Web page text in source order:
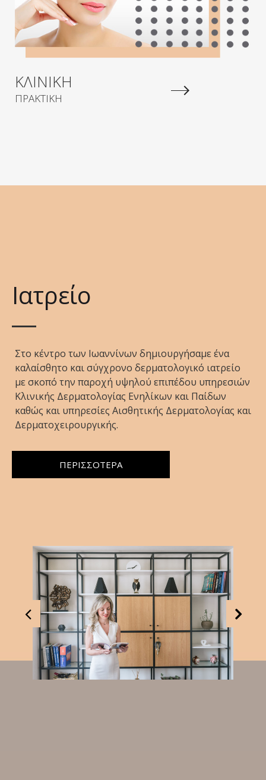
ΚΛΙΝΙΚΗ
ΠΡΑΚΤΙΚΗ
Ιατρείο
Στο κέντρο των Ιωαννίνων δημιουργήσαμε ένα
καλαίσθητο και σύγχρονο δερματολογικό ιατρείο
με σκοπό την παροχή υψηλού επιπέδου υπηρεσιών
Κλινικής Δερματολογίας Ενηλίκων και Παίδων
καθώς και υπηρεσίες Αισθητικής Δερματολογίας και
Δερματοχειρουργικής.
ΠΕΡΙΣΣΟΤΕΡΑ